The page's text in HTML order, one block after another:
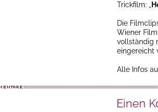
Trickfilm: „
Die
Wiener
vollständig
eingereicht
Alle Infos
Einen